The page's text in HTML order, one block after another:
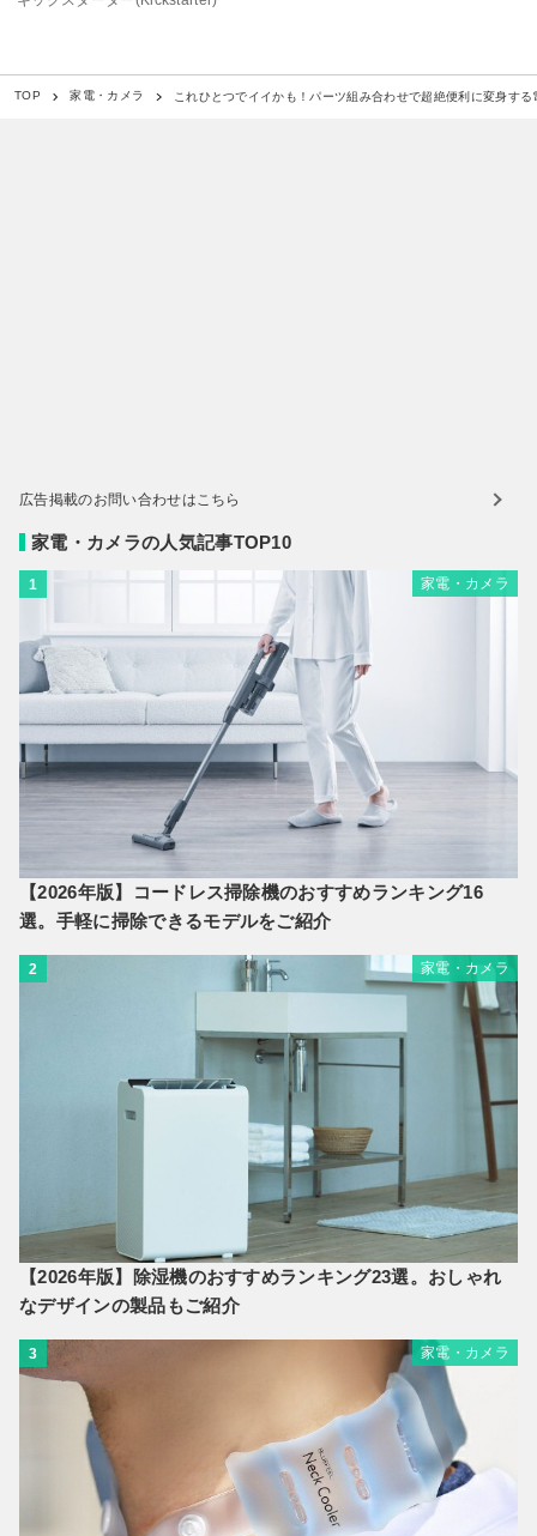
TOP 家電・カメラ これひとつでイイかも！パーツ組み合わせで超絶便利に変身する
広告掲載のお問い合わせはこちら
家電・カメラの人気記事TOP10
1 家電・カメラ
【2026年版】コードレス掃除機のおすすめランキング16
選。手軽に掃除できるモデルをご紹介
2 家電・カメラ
【2026年版】除湿機のおすすめランキング23選。おしゃれ
なデザインの製品もご紹介
3 家電・カメラ